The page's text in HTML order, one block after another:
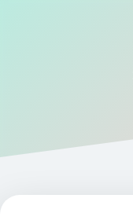
Gizlilik Politikası
Yasal Uyarı